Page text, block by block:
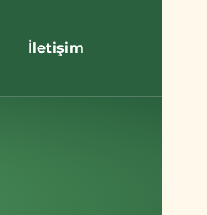
İletişim